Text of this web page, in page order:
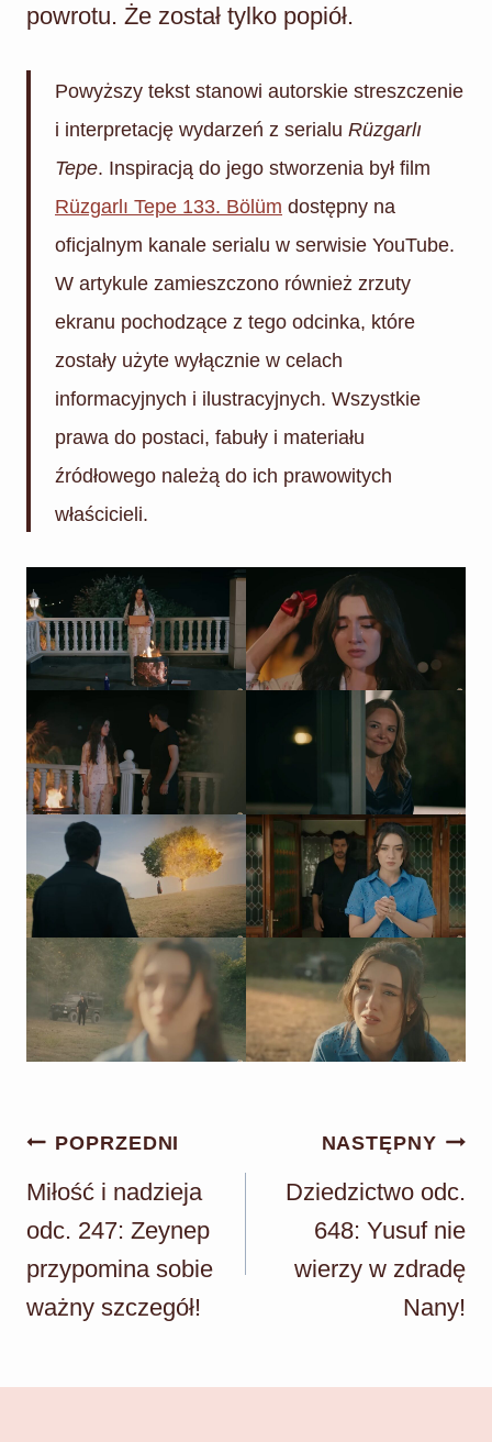
powrotu. Że został tylko popiół.
Powyższy tekst stanowi autorskie streszczenie
i interpretację wydarzeń z serialu Rüzgarlı
Tepe. Inspiracją do jego stworzenia był film
Rüzgarlı Tepe 133. Bölüm dostępny na
oficjalnym kanale serialu w serwisie YouTube.
W artykule zamieszczono również zrzuty
ekranu pochodzące z tego odcinka, które
zostały użyte wyłącznie w celach
informacyjnych i ilustracyjnych. Wszystkie
prawa do postaci, fabuły i materiału
źródłowego należą do ich prawowitych
właścicieli.
Nawigacja
wpisu
POPRZEDNI
Miłość i nadzieja
odc. 247: Zeynep
przypomina sobie
ważny szczegół!
NASTĘPNY
Dziedzictwo odc.
648: Yusuf nie
wierzy w zdradę
Nany!